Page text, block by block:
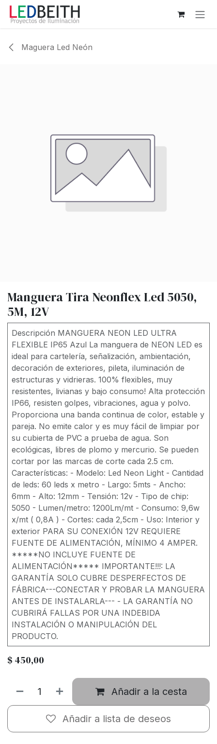
Ir al contenido
Maguera Led Neón
Manguera Tira Neonflex Led 5050,
5M, 12V
Descripción MANGUERA NEON LED ULTRA
FLEXIBLE IP65 Azul La manguera de NEON LED es
ideal para cartelería, señalización, ambientación,
decoración de exteriores, pileta, iluminación de
estructuras y vidrieras. 100% flexibles, muy
resistentes, livianas y bajo consumo! Alta protección
IP66, resisten golpes, vibraciones, agua y polvo.
Proporciona una banda continua de color, estable y
pareja. No emite calor y es muy fácil de limpiar por
su cubierta de PVC a prueba de agua. Son
ecológicas, libres de plomo y mercurio. Se pueden
cortar por las marcas de corte cada 2.5 cm.
Características: - Modelo: Led Neon Light - Cantidad
de leds: 60 leds x metro - Largo: 5mts - Ancho:
6mm - Alto: 12mm - Tensión: 12v - Tipo de chip:
5050 - Lumen/metro: 1200Lm/mt - Consumo: 9,6w
x/mt ( 0,8A ) - Cortes: cada 2,5cm - Uso: Interior y
exterior PARA SU CONEXIÓN 12V REQUIERE
FUENTE DE ALIMENTACIÓN, MÍNIMO 4 AMPER.
*****NO INCLUYE FUENTE DE
ALIMENTACIÓN***** IMPORTANTE!!!: LA
GARANTÍA SOLO CUBRE DESPERFECTOS DE
FÁBRICA---CONECTAR Y PROBAR LA MANGUERA
ANTES DE INSTALARLA--- - LA GARANTÍA NO
CUBRIRÁ FALLAS POR UNA INDEBIDA
INSTALACIÓN O MANIPULACIÓN DEL
PRODUCTO.
$ 450,00
Añadir a la cesta
Añadir a lista de deseos